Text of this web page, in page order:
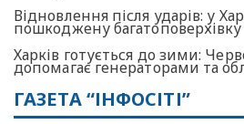
Відновлення після ударів: у
пошкоджену багатоповерхівку
Харків готується до зими:
допомагає генераторами та
ГАЗЕТА “ІНФОСІТІ”